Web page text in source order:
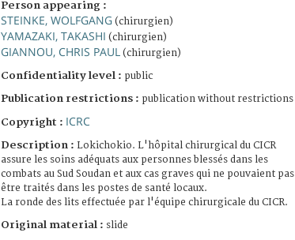
Person appearing :
STEINKE, WOLFGANG (chirurgien)
YAMAZAKI, TAKASHI (chirurgien)
GIANNOU, CHRIS PAUL (chirurgien)
Confidentiality level : public
Publication restrictions : publication without restrictions
Copyright : ICRC
Description : Lokichokio. L'hôpital chirurgical du CICR
assure les soins adéquats aux personnes blessés dans les
combats au Sud Soudan et aux cas graves qui ne pouvaient pas
être traités dans les postes de santé locaux.
La ronde des lits effectuée par l'équipe chirurgicale du CICR.
Original material : slide